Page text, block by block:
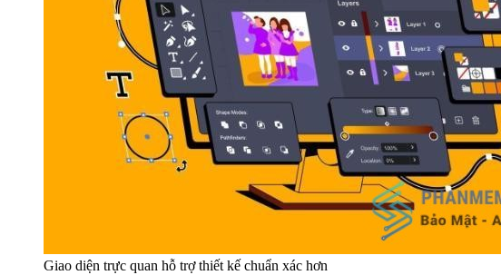
Giao diện trực quan hỗ trợ thiết kế chuẩn xác hơn